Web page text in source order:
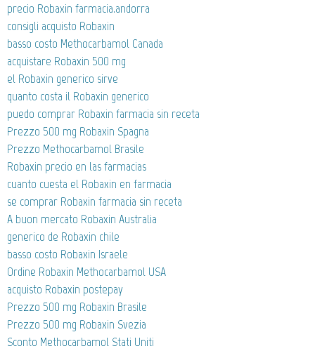
precio Robaxin farmacia.andorra
consigli acquisto Robaxin
basso costo Methocarbamol Canada
acquistare Robaxin 500 mg
el Robaxin generico sirve
quanto costa il Robaxin generico
puedo comprar Robaxin farmacia sin receta
Prezzo 500 mg Robaxin Spagna
Prezzo Methocarbamol Brasile
Robaxin precio en las farmacias
cuanto cuesta el Robaxin en farmacia
se comprar Robaxin farmacia sin receta
A buon mercato Robaxin Australia
generico de Robaxin chile
basso costo Robaxin Israele
Ordine Robaxin Methocarbamol USA
acquisto Robaxin postepay
Prezzo 500 mg Robaxin Brasile
Prezzo 500 mg Robaxin Svezia
Sconto Methocarbamol Stati Uniti